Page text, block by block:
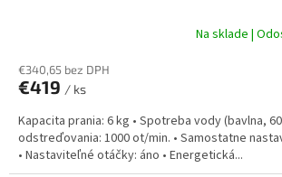
Na sklade |
€340,65 bez DPH
€419 / ks
Kapacita prania: 6 kg • Spotreba vody (bavlna,
odstreďovania: 1000 ot/min. • Samostatne
• Nastaviteľné otáčky: áno • Energetická...